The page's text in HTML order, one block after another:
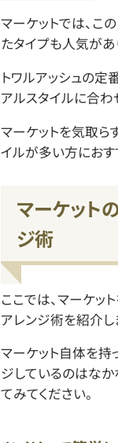
マーケットでは、こ
たタイプも人気があ
トワルアッシュの定
アルスタイルに合わ
マーケットを気取ら
イルが多い方にお
マーケット
ジ術
ここでは、マーケッ
アレンジ術を紹介し
マーケット自体を
ジしているのはなか
てみてください。